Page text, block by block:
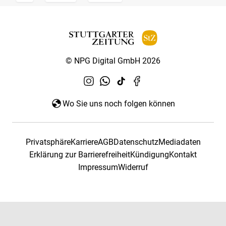
© NPG Digital GmbH 2026
Wo Sie uns noch folgen können
PrivatsphäreKarriereAGBDatenschutzMediadaten
Erklärung zur BarrierefreiheitKündigungKontakt
ImpressumWiderruf